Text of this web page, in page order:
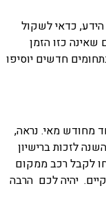
הידע, כדאי לשקול
שאינה כזו הזמן
חדשים יוסיפו
מחודש מאי. נראה,
לזכות ברישיון
לקבל רכב ממקום
יהיה לכם הרבה